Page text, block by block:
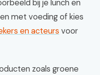
bij je lunch en
met voeding of kies
en acteurs voor
zoals groene